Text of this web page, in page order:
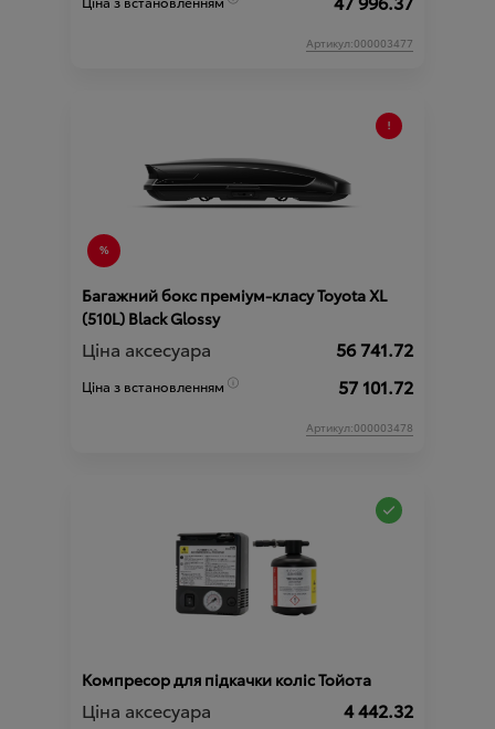
Артикул:000003477
Багажний бокс преміум-класу Toyota XL
(510L) Black Glossy
Ціна аксесуара 56 741.72
Ціна з встановленням 57 101.72
Артикул:000003478
Компресор для підкачки коліс Тойота
Ціна аксесуара 4 442.32